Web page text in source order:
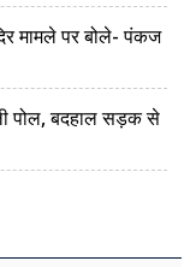
मामले पर बोले- पंकज
पोल, बदहाल सड़क से